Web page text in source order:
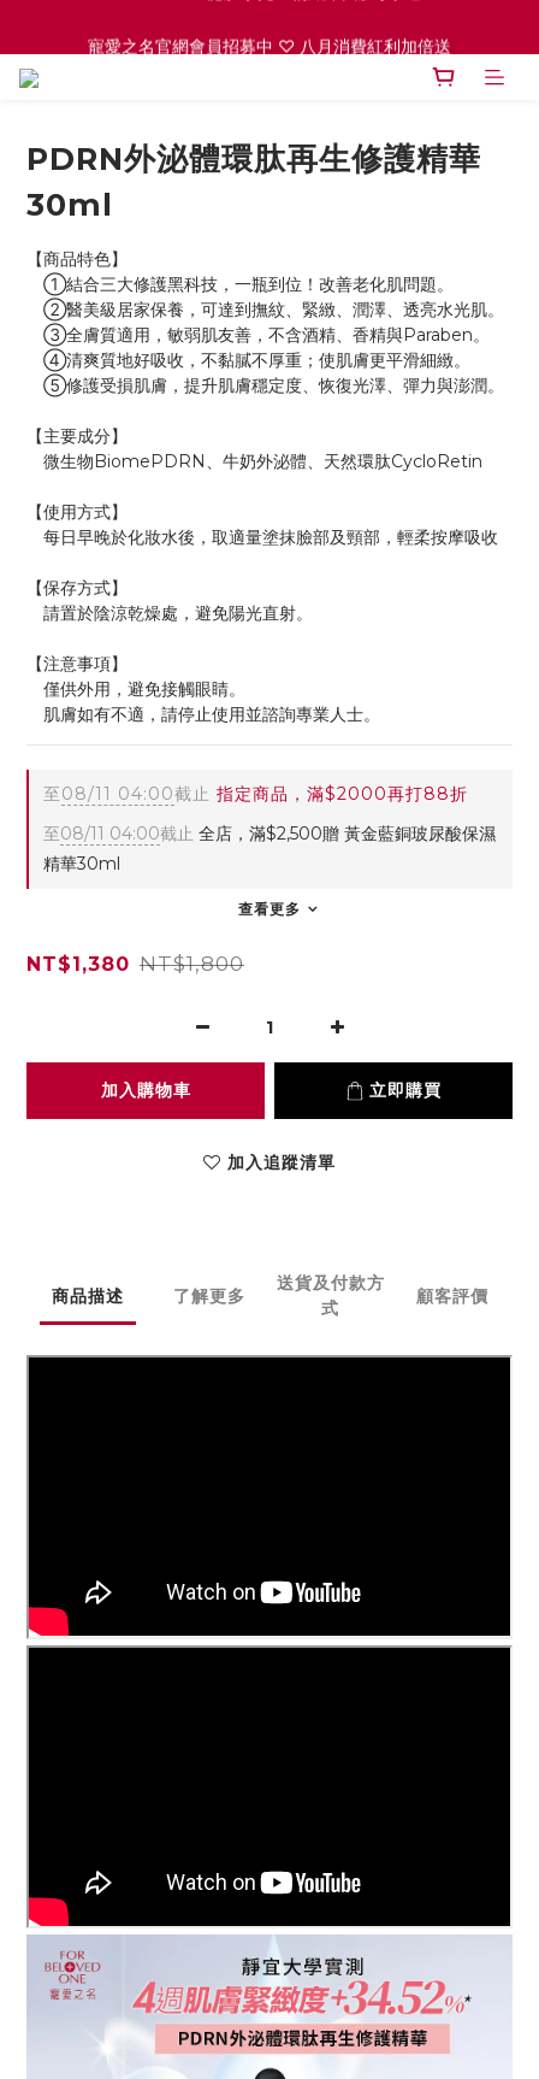
PDRN外泌體環肽再生修護精華
30ml
【商品特色】
①結合三大修護黑科技，一瓶到位！改善老化肌問題。
②醫美級居家保養，可達到撫紋、緊緻、潤澤、透亮水光肌。
③全膚質適用，敏弱肌友善，不含酒精、香精與Paraben。
④清爽質地好吸收，不黏膩不厚重；使肌膚更平滑細緻。
⑤修護受損肌膚，提升肌膚穩定度、恢復光澤、彈力與澎潤。
【主要成分】
微生物BiomePDRN、牛奶外泌體、天然環肽CycloRetin
【使用方式】
每日早晚於化妝水後，取適量塗抹臉部及頸部，輕柔按摩吸收
【保存方式】
請置於陰涼乾燥處，避免陽光直射。
【注意事項】
僅供外用，避免接觸眼睛。
肌膚如有不適，請停止使用並諮詢專業人士。
至08/11 04:00截止 指定商品，滿$2000再打88折
至08/11 04:00截止 全店，滿$2,500贈 黃金藍銅玻尿酸保濕
精華30ml
查看更多
NT$1,380 NT$1,800
加入購物車 立即購買
加入追蹤清單
商品描述 了解更多
送貨及付款方
式
顧客評價